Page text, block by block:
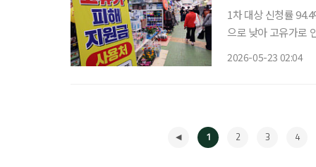
1차 대상 신청률
으로 낮아 고유가로 인한 서민 부담을 덜어주기 위해 정부가 지급 중인 ‘고유가 피해지원금’
2026-05-23 02:04
1 2 3 4